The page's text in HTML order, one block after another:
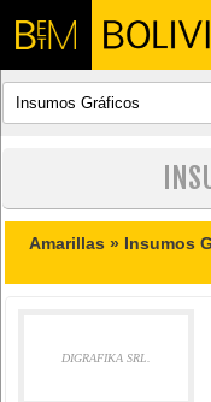
Amarillas » Insumos
DIGRAFIKA SRL.